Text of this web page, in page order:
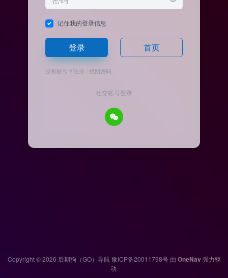
记住我的登录信息
登录 首页
没有账号？ 注册 /找回密码
社交帐号登录
Copyright © 2026 后期狗（GO）导航 豫ICP备20011798号由 OneNav强力驱
动